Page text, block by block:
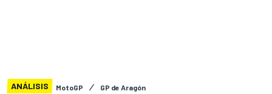
ANÁLISIS MotoGP GP de Aragón